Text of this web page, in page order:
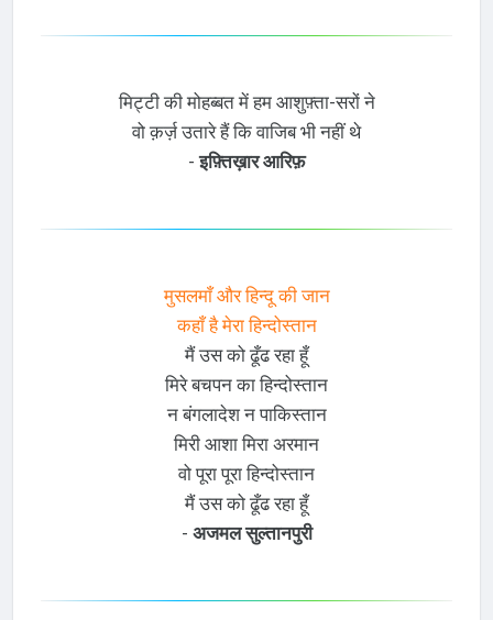
मिट्टी की मोहब्बत में हम आशुफ़्ता-सरों ने
वो क़र्ज़ उतारे हैं कि वाजिब भी नहीं थे
-इफ़्तिख़ार आरिफ़
मुसलमाँ और हिन्दू की जान
कहाँ है मेरा हिन्दोस्तान
मैं उस को ढूँढ रहा हूँ
मिरे बचपन का हिन्दोस्तान
न बंगलादेश न पाकिस्तान
मिरी आशा मिरा अरमान
वो पूरा पूरा हिन्दोस्तान
मैं उस को ढूँढ रहा हूँ
- अजमल सुल्तानपुरी